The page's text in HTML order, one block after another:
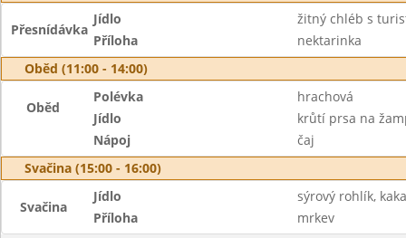
Přesnídávka
Jídlo
žitný chléb s
Příloha
nektarinka
Oběd (11:00 - 14:00)
Oběd
Polévka
hrachová
Jídlo
krůtí prsa na
Nápoj
čaj
Svačina (15:00 - 16:00)
Svačina
Jídlo
sýrový rohlík,
Příloha
mrkev